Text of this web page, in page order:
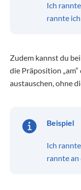
Ich
rannte
Zudem kannst du
die Präposition „am“
austauschen, ohne
Beispiel
Ich
rannte an